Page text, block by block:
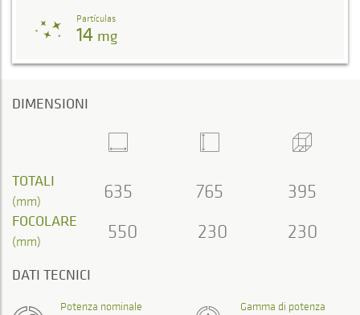
Partículas
14 mg
DIMENSIONI
TOTALI
(mm) 635 765 395
FOCOLARE
(mm) 550 230 230
DATI TECNICI
Gamma di potenza
Potenza nominale